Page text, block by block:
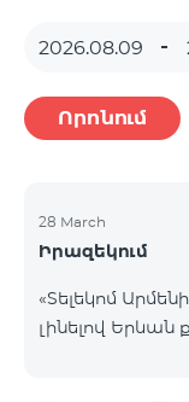
Որոնում
28 March
Իրազեկում
«Տելեկոմ
լինելով